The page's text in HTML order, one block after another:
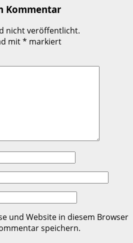
Kommentar
nicht veröffentlicht.
mit* markiert
und Website in diesem Browser
speichern.